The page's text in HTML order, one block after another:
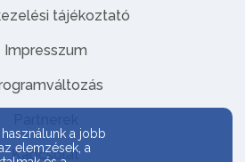
tájékoztató
Impresszum
Kapcsolat
a jobb
elemzések, a